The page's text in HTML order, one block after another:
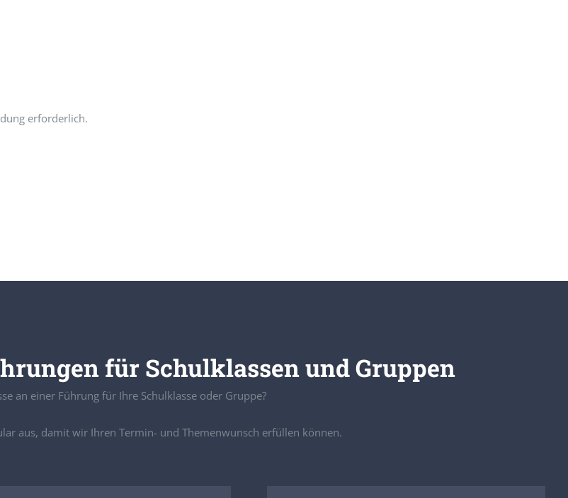
erforderlich.
für Schulklassen und Gruppen
an einer Führung für Ihre Schulklasse oder Gruppe?
aus, damit wir Ihren Termin- und Themenwunsch erfüllen können.